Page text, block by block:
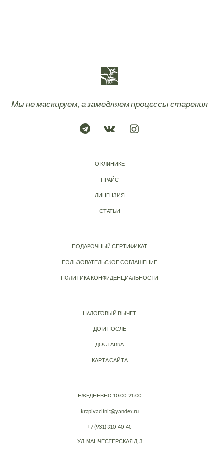
Мы не маскируем, а замедляем процессы старения
О КЛИНИКЕ
ПРАЙС
ЛИЦЕНЗИЯ
СТАТЬИ
ПОДАРОЧНЫЙ СЕРТИФИКАТ
ПОЛЬЗОВАТЕЛЬСКОЕ СОГЛАШЕНИЕ
ПОЛИТИКА КОНФИДЕНЦИАЛЬНОСТИ
НАЛОГОВЫЙ ВЫЧЕТ
ДО И ПОСЛЕ
ДОСТАВКА
КАРТА САЙТА
ЕЖЕДНЕВНО 10:00-21:00
krapivaclinic@yandex.ru
+7 (931) 310-40-40
УЛ. МАНЧЕСТЕРСКАЯ Д. 3